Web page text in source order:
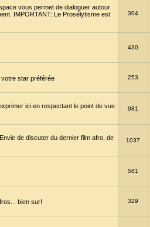
vous permet de dialoguer autour
IMPORTANT: Le Prosélytisme est
304
430
star préférée 253
ici en respectant le point de vue
981
de discuter du dernier film afro, de
1037
581
bien sur! 329